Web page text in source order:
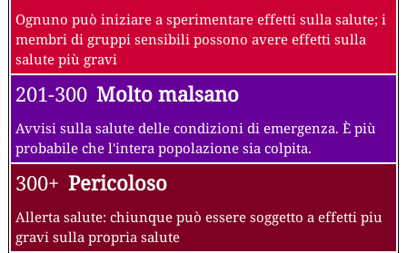
Ognuno può iniziare a sperimentare effetti sulla salute; i
membri di gruppi sensibili possono avere effetti sulla
salute più gravi
201-300 Molto malsano
Avvisi sulla salute delle condizioni di emergenza. È più
probabile che l'intera popolazione sia colpita.
300+ Pericoloso
Allerta salute: chiunque può essere soggetto a effetti piu
gravi sulla propria salute